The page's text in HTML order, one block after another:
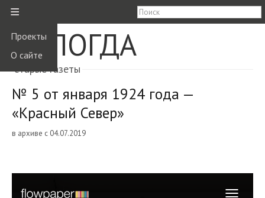
≡
Проекты
О сайте
ВОЛОГДА
старые газеты
№ 5 от января 1924 года —
«Красный Север»
в архиве с 04.07.2019